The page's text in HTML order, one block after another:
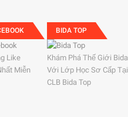
Like
Miễn
BIDA TOP
Khám Phá Thế Giới Bida
Với Lớp Học Sơ Cấp Tại
CLB Bida Top